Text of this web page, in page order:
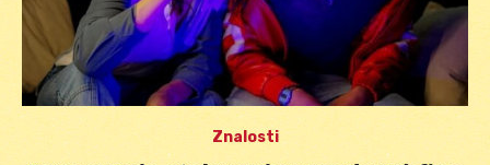
Znalosti